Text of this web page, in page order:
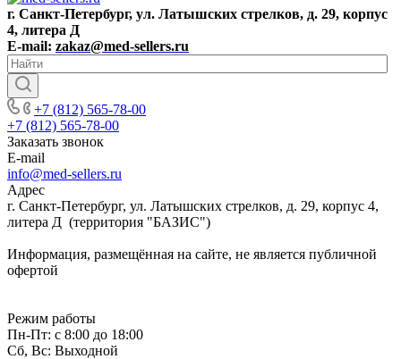
г. Санкт-Петербург, ул. Латышских стрелков, д. 29, корпус
4, литера Д
E-mail: zakaz@med-sellers.ru
+7 (812) 565-78-00
+7 (812) 565-78-00
Заказать звонок
E-mail
info@med-sellers.ru
Адрес
г. Санкт-Петербург, ул. Латышских стрелков, д. 29, корпус 4,
литера Д (территория "БАЗИС")
Информация, размещённая на сайте, не является публичной
офертой
Режим работы
Пн-Пт: с 8:00 до 18:00
Сб, Вс: Выходной